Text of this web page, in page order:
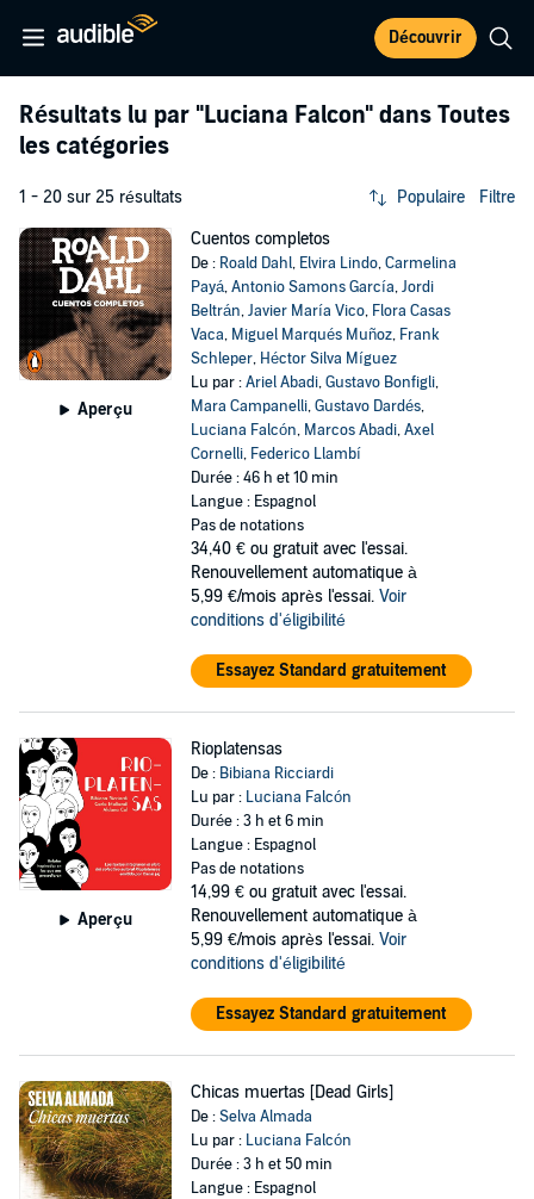
Découvrir
Résultats lu par "Luciana Falcon" dans Toutes
les catégories
1 - 20 sur 25 résultats Populaire Filtre
Aperçu
Cuentos completos
De : Roald Dahl, Elvira Lindo,Carmelina
Payá,Antonio Samons García,Jordi
Beltrán,Javier María Vico, Flora Casas
Vaca, Miguel Marqués Muñoz, Frank
Schleper, Héctor Silva Míguez
Lu par :Ariel Abadi,Gustavo Bonfigli,
Mara Campanelli,Gustavo Dardés,
Luciana Falcón, Marcos Abadi,Axel
Cornelli, Federico Llambí
Durée : 46 h et 10 min
Langue : Espagnol
Pas de notations
34,40 € ou gratuit avec l'essai.
Renouvellement automatique à
5,99 €/mois après l'essai. Voir
conditions d'éligibilité
Essayez Standard gratuitement
Aperçu
Rioplatensas
De : Bibiana Ricciardi
Lu par : Luciana Falcón
Durée : 3 h et 6 min
Langue : Espagnol
Pas de notations
14,99 € ou gratuit avec l'essai.
Renouvellement automatique à
5,99 €/mois après l'essai. Voir
conditions d'éligibilité
Essayez Standard gratuitement
Chicas muertas [Dead Girls]
De :Selva Almada
Lu par : Luciana Falcón
Durée : 3 h et 50 min
Langue : Espagnol